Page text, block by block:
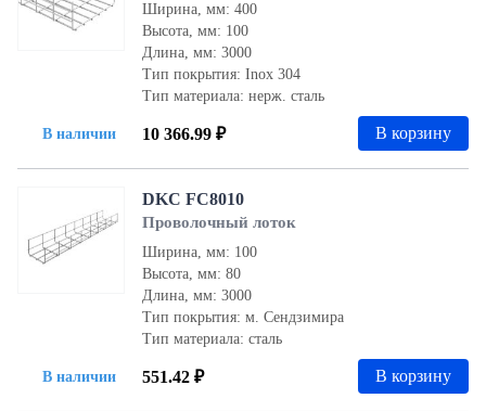
В наличии
Ширина, мм: 400
Высота, мм: 100
Длина, мм: 3000
Тип покрытия: Inox 304
Тип материала: нерж. сталь
10 366.99 ₽ В корзину
В наличии
DKC FC8010
Проволочный лоток
Ширина, мм: 100
Высота, мм: 80
Длина, мм: 3000
Тип покрытия: м. Сендзимира
Тип материала: сталь
551.42 ₽ В корзину